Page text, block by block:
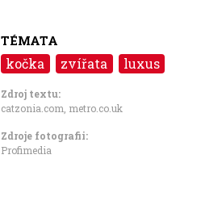
TÉMATA
kočka zvířata luxus
Zdroj textu:
catzonia.com, metro.co.uk
Zdroje fotografii:
Profimedia